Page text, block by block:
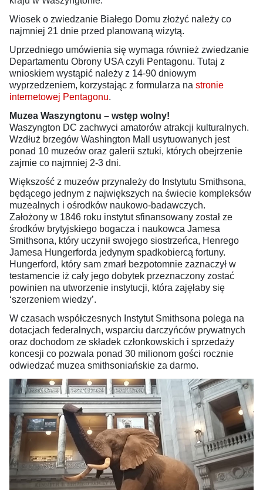
Wiosek o zwiedzanie Białego Domu złożyć należy co
najmniej 21 dnie przed planowaną wizytą.
Uprzedniego umówienia się wymaga również zwiedzanie
Departamentu Obrony USA czyli Pentagonu. Tutaj z
wnioskiem wystąpić należy z 14-90 dniowym
wyprzedzeniem, korzystając z formularza na stronie
internetowej Pentagonu.
Muzea Waszyngtonu – wstęp wolny!
Waszyngton DC zachwyci amatorów atrakcji kulturalnych.
Wzdłuż brzegów Washington Mall usytuowanych jest
ponad 10 muzeów oraz galerii sztuki, których obejrzenie
zajmie co najmniej 2-3 dni.
Większość z muzeów przynależy do Instytutu Smithsona,
będącego jednym z największych na świecie kompleksów
muzealnych i ośrodków naukowo-badawczych.
Założony w 1846 roku instytut sfinansowany został ze
środków brytyjskiego bogacza i naukowca Jamesa
Smithsona, który uczynił swojego siostrzeńca, Henrego
Jamesa Hungerforda jedynym spadkobiercą fortuny.
Hungerford, który sam zmarł bezpotomnie zaznaczył w
testamencie iż cały jego dobytek przeznaczony zostać
powinien na utworzenie instytucji, która zajęłaby się
‘szerzeniem wiedzy’.
W czasach współczesnych Instytut Smithsona polega na
dotacjach federalnych, wsparciu darczyńców prywatnych
oraz dochodom ze składek członkowskich i sprzedaży
koncesji co pozwala ponad 30 milionom gości rocznie
odwiedzać muzea smithsoniańskie za darmo.